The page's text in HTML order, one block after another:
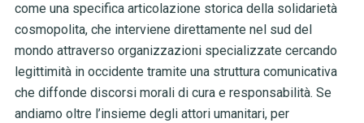
comeuna specifica articolazione storica della solidarietà
cosmopolita, che interviene direttamente nel sud del
mondo attraverso organizzazioni specializzate cercando
legittimità in occidente tramite una struttura comunicativa
che diffonde discorsi morali di cura e responsabilità. Se
andiamo oltre l’insieme degli attori umanitari, per